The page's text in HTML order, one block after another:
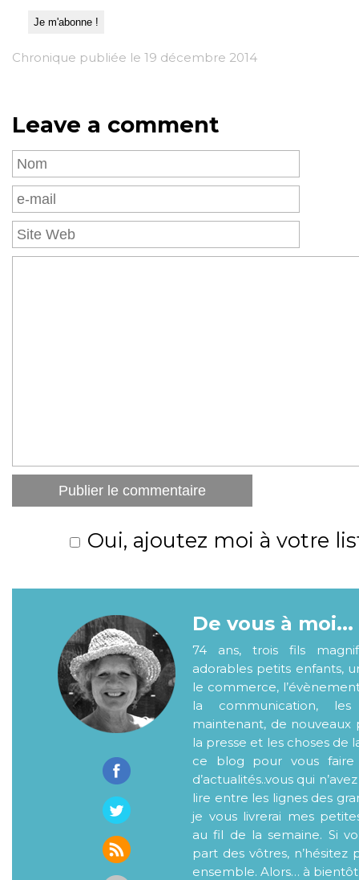
Chronique publiée le 19 décembre 2014
Leave a comment
Oui, ajoutez moi à votre
De vous à moi...
74 ans, trois fils
adorables petits enfants,
le commerce,
la communication,
maintenant, de nouveaux
la presse et les choses de
ce blog pour vous faire
d’actualités..vous qui
lire entre les lignes des
je vous livrerai mes
au fil de la semaine. Si
part des vôtres, n’hésitez
ensemble. Alors… à bientôt